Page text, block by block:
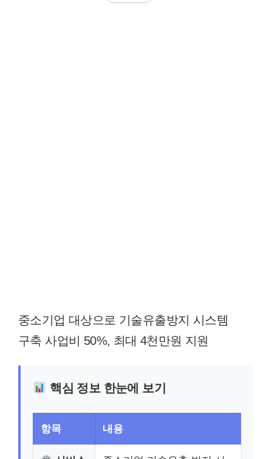
중소기업 대상으로 기술유출방지 시스템
구축 사업비 50%, 최대 4천만원 지원
핵심 정보 한눈에 보기
항목 내용